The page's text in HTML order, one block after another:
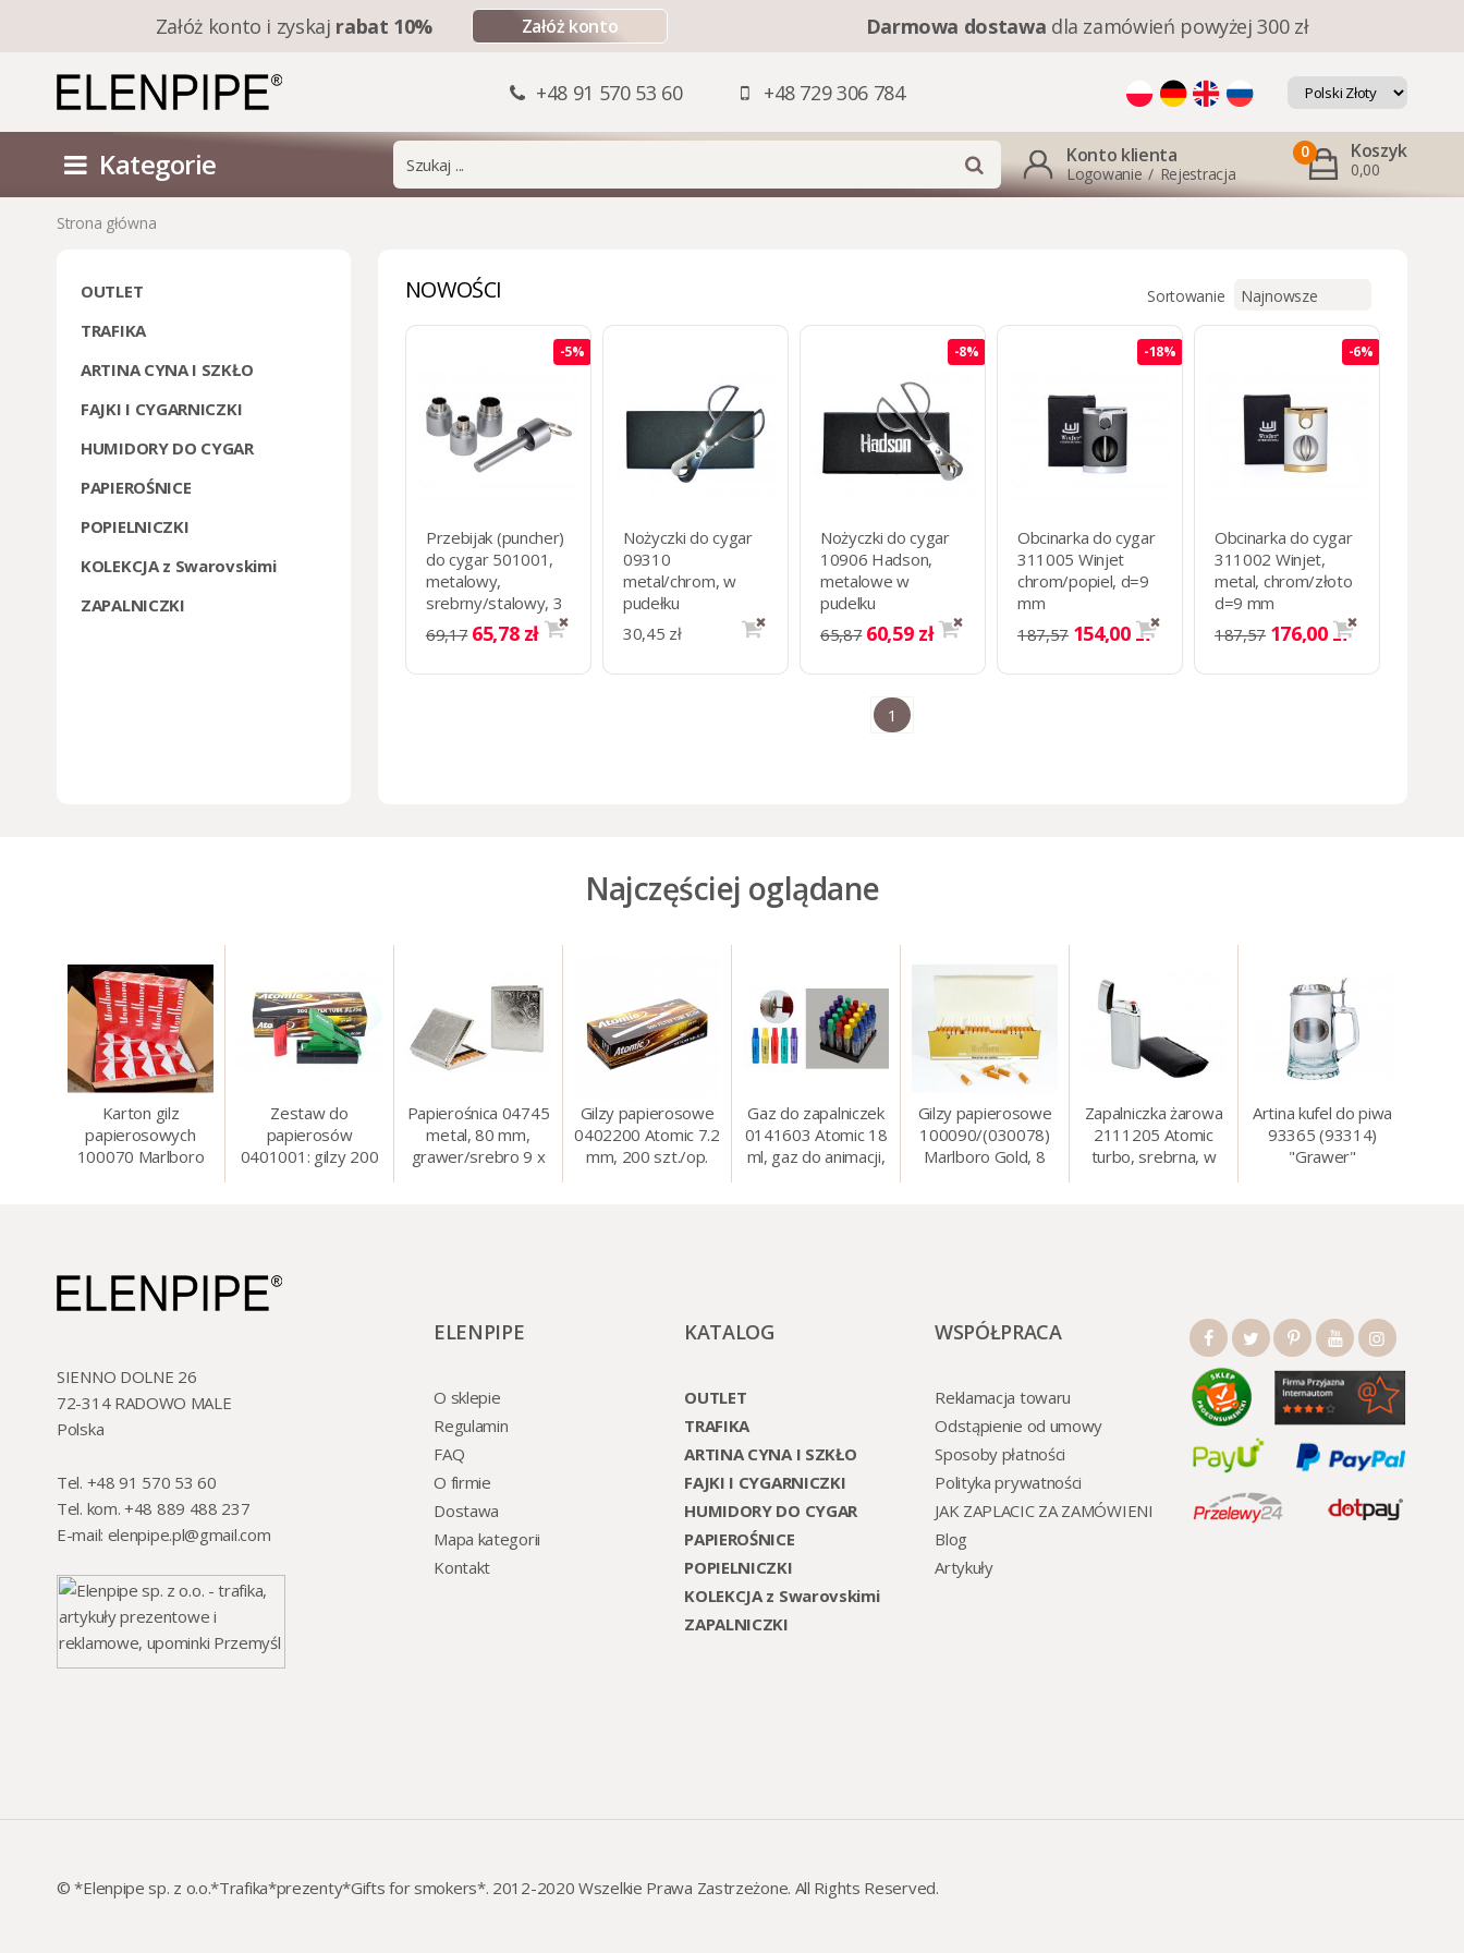
Załóż konto i zyskaj rabat 10% Załóż konto Darmowa dostawa dla zamówień powyżej 300 zł
+48 91 570 53 60 +48 729 306 784
Kategorie Konto klienta
Logowanie / Rejestracja
0 Koszyk
0,00
Strona główna
OUTLET
TRAFIKA
ARTINA CYNA I SZKŁO
FAJKI I CYGARNICZKI
HUMIDORY DO CYGAR
PAPIEROŚNICE
POPIELNICZKI
KOLEKCJA z Swarovskimi
ZAPALNICZKI
Sortowanie
NOWOŚCI
-5%
Przebijak (puncher)
do cygar 501001,
metalowy,
srebrny/stalowy, 3
średnice otworów
69,17 65,78 zł
Nożyczki do cygar
09310
metal/chrom, w
pudełku
30,45 zł
-8%
Nożyczki do cygar
10906 Hadson,
metalowe w
pudelku
65,87 60,59 zł
-18%
Obcinarka do cygar
311005 Winjet
chrom/popiel, d=9
mm
187,57 154,00 zł
-6%
Obcinarka do cygar
311002 Winjet,
metal, chrom/złoto
d=9 mm
187,57 176,00 zł
1
Najczęściej oglądane
Karton gilz
papierosowych
100070 Marlboro
Zestaw do
papierosów
0401001: gilzy 200
Papierośnica 04745
metal, 80 mm,
grawer/srebro 9 x
Gilzy papierosowe
0402200 Atomic 7.2
mm, 200 szt./op.
Gaz do zapalniczek
0141603 Atomic 18
ml, gaz do animacji,
Gilzy papierosowe
100090/(030078)
Marlboro Gold, 8
Zapalniczka żarowa
2111205 Atomic
turbo, srebrna, w
Artina kufel do piwa
93365 (93314)
"Grawer"
SIENNO DOLNE 26
72-314 RADOWO MALE
Polska
Tel. +48 91 570 53 60
Tel. kom. +48 889 488 237
E-mail: elenpipe.pl@gmail.com
ELENPIPE
O sklepie
Regulamin
FAQ
O firmie
Dostawa
Mapa kategorii
Kontakt
KATALOG
OUTLET
TRAFIKA
ARTINA CYNA I SZKŁO
FAJKI I CYGARNICZKI
HUMIDORY DO CYGAR
PAPIEROŚNICE
POPIELNICZKI
KOLEKCJA z Swarovskimi
ZAPALNICZKI
WSPÓŁPRACA
Reklamacja towaru
Odstąpienie od umowy
Sposoby płatności
Polityka prywatności
JAK ZAPLACIC ZA ZAMÓWIENI
Blog
Artykuły
© *Elenpipe sp. z o.o.*Trafika*prezenty*Gifts for smokers*. 2012-2020 Wszelkie Prawa Zastrzeżone. All Rights Reserved.